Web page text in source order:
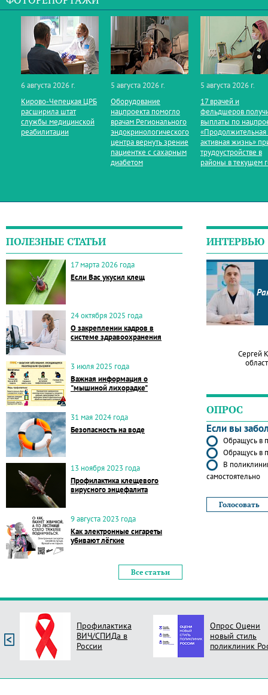
6 августа 2026 г.
Кирово‑Чепецкая ЦРБ
расширила штат
службы медицинской
реабилитации
5 августа 2026 г.
Оборудование
нацпроекта помогло
врачам Регионального
эндокринологического
центра вернуть зрение
пациентке с сахарным
диабетом
5 августа 2026 г.
17 врачей и
фельдшеров
выплаты по
«Продолжительная
активная жизнь»
трудоустройстве в
районы в текущем
ПОЛЕЗНЫЕ СТАТЬИ
17 марта 2026 года
Если Вас укусил клещ
24 октября 2025 года
О закреплении кадров в
системе здравоохранения
3 июля 2025 года
Важная информация о
"мышиной лихорадке"
31 мая 2024 года
Безопасность на воде
13 ноября 2023 года
Профилактика клещевого
вирусного энцефалита
9 августа 2023 года
Как электронные сигареты
убивают лёгкие
Все статьи
ИНТЕРВЬЮ
Сергей
ОПРОС
Если вы
Обращусь в
Обращусь в
В
самостоятельно
Профилактика
ВИЧ/СПИДа в
России
Опрос Оцени
новый стиль
поликлиник